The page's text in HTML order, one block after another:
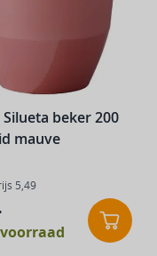
beker 200
mauve
5,49
In